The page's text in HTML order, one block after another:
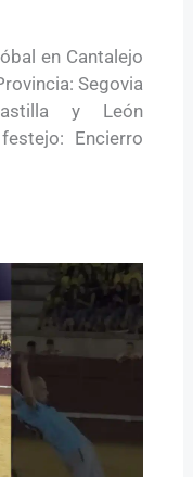
en Cantalejo
Segovia
y León
Encierro